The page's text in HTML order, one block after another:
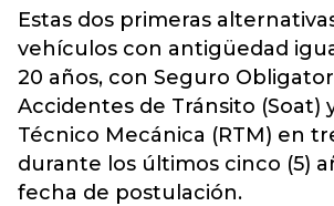
Estas dos primeras
vehículos con antigüedad
20 años, con Seguro
Accidentes de Tránsito (Soat)
Técnico Mecánica (RTM) en
durante los últimos cinco (5)
fecha de postulación.